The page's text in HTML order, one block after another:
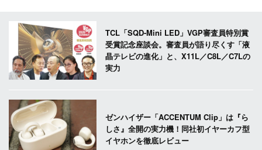
TCL「SQD-Mini LED」VGP審査員特別賞
受賞記念座談会。審査員が語り尽くす「液
晶テレビの進化」と、X11L／C8L／C7Lの
実力
ゼンハイザー「ACCENTUM Clip」は『ら
しさ』全開の実力機！同社初イヤーカフ型
イヤホンを徹底レビュー